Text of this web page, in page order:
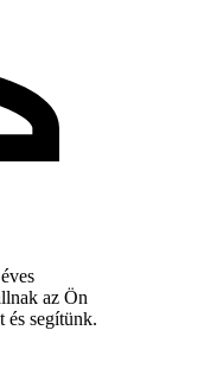
az Ön
és segítünk.